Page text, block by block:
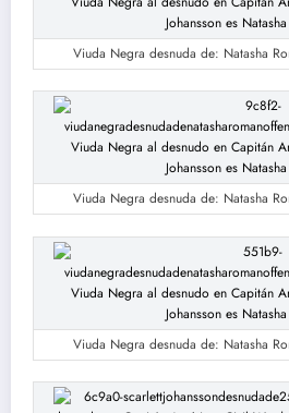
Viuda Negra desnuda de: Natasha
Viuda Negra desnuda de: Natasha
Viuda Negra desnuda de: Natasha